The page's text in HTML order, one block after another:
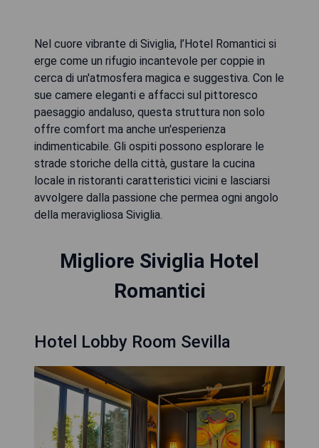
Nel cuore vibrante di Siviglia, l’Hotel Romantici si
erge come un rifugio incantevole per coppie in
cerca di un'atmosfera magica e suggestiva. Con le
sue camere eleganti e affacci sul pittoresco
paesaggio andaluso, questa struttura non solo
offre comfort ma anche un'esperienza
indimenticabile. Gli ospiti possono esplorare le
strade storiche della città, gustare la cucina
locale in ristoranti caratteristici vicini e lasciarsi
avvolgere dalla passione che permea ogni angolo
della meravigliosa Siviglia.
Migliore Siviglia Hotel
Romantici
Hotel Lobby Room Sevilla